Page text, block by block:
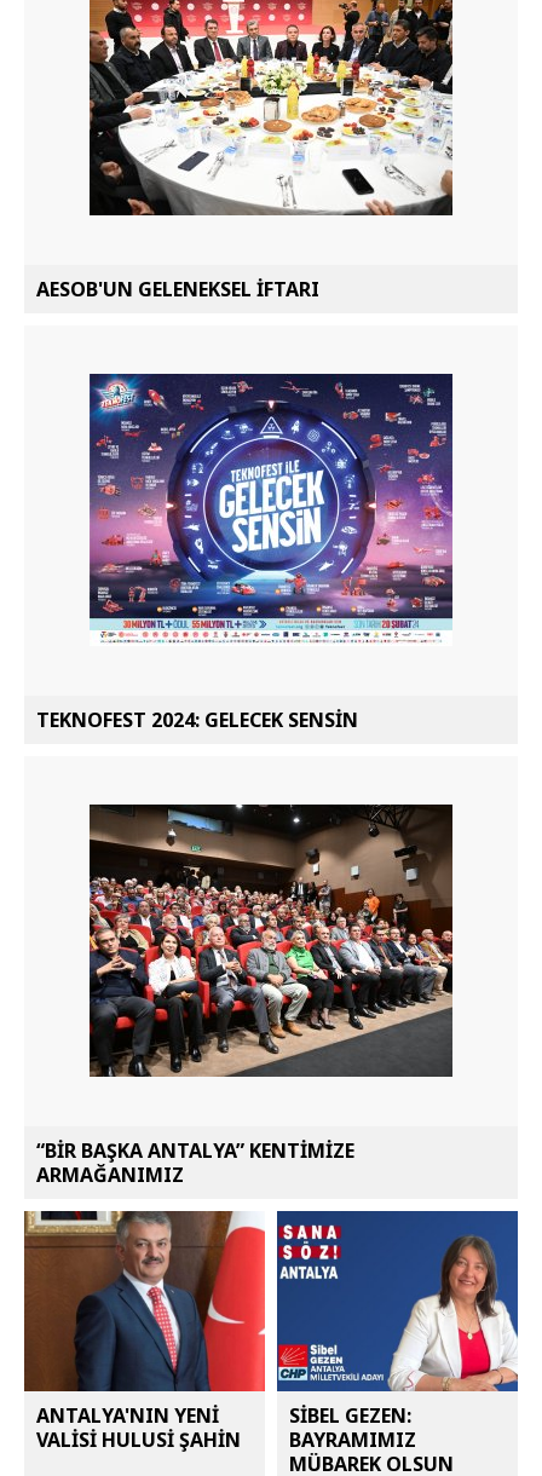
AESOB'UN GELENEKSEL İFTARI
TEKNOFEST 2024: GELECEK SENSİN
“BİR BAŞKA ANTALYA” KENTİMİZE
ARMAĞANIMIZ
ANTALYA'NIN YENİ
VALİSİ HULUSİ ŞAHİN
SİBEL GEZEN:
BAYRAMIMIZ
MÜBAREK OLSUN